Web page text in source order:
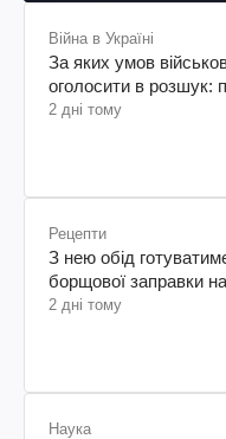
Війна в Україні
За яких умов
оголосити в розшук:
2 дні тому
Рецепти
З нею обід
борщової заправки
2 дні тому
Наука